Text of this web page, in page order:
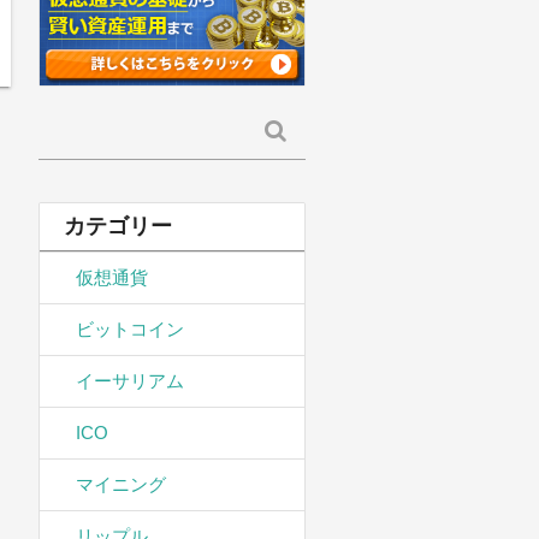
索:
カテゴリー
仮想通貨
ビットコイン
イーサリアム
ICO
マイニング